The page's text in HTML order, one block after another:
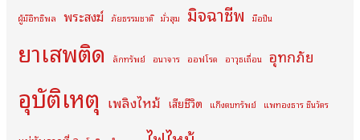
ผู้มีอิทธิพล พระสงฆ์ ภัยธรรมชาติ มั่วสุม มิจฉาชีพ มือปืน
ยาเสพติด ลักทรัพย์ อนาจาร ออฟโรด อาวุธเถื่อน อุทกภัย
อุบัติเหตุ เพลิงไหม้ เสียชีวิต แก๊งตบทรัพย์ แพทองธาร ชินวัตร